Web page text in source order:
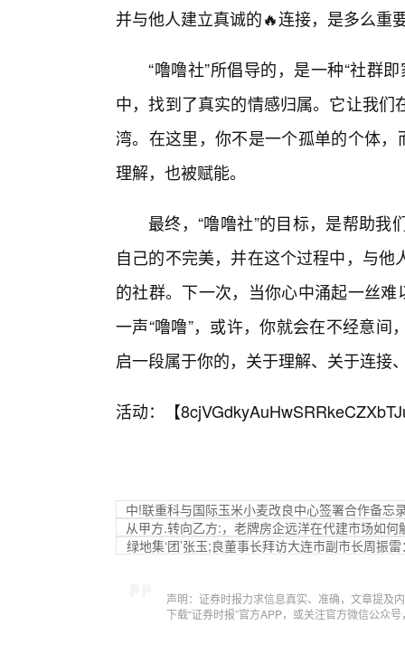
并与他人建立真诚的🔥连接，是多么重
“噜噜社”所倡导的，是一种“社群
中，找到了真实的情感归属。它让我
湾。在这里，你不是一个孤单的个体
理解，也被赋能。
最终，“噜噜社”的目标，是帮助
自己的不完美，并在这个过程中，与
的社群。下一次，当你心中涌起一丝
一声“噜噜”，或许，你就会在不经意
启一段属于你的，关于理解、关于连接
活动：【
中!联重科与国际玉米小麦改良中心签署合作备忘
从甲方.转向乙方:，老牌房企远洋在代建市场如何
绿地集‘团’张玉;良董事长拜访大连市副市长周振
声明：证券时报力求信息真实、准确，文章提及
下载“证券时报”官方APP，或关注官方微信公众